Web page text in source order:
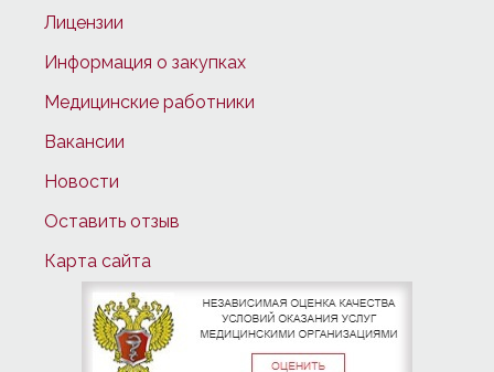
Лицензии
Информация о закупках
Медицинские работники
Вакансии
Новости
Оставить отзыв
Карта сайта